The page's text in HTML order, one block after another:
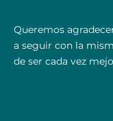
Queremos
a seguir con la
de ser cada vez